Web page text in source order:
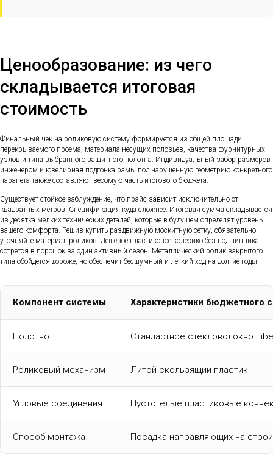
Ценообразование: из чего
складывается итоговая
стоимость
Финальный чек на роликовую систему формируется из общей площади
перекрываемого проема, материала несущих полозьев, качества фурнитурных
узлов и типа выбранного защитного полотна. Индивидуальный забор размеров
инженером и ювелирная подгонка рамы под нарушенную геометрию конкретного
парапета также составляют весомую часть итогового бюджета.
Существует стойкое заблуждение, что прайс зависит исключительно от
квадратных метров. Спецификация куда сложнее. Итоговая сумма складывается
из десятка мелких технических деталей, которые в будущем определят уровень
вашего комфорта. Решив купить раздвижную москитную сетку, обязательно
уточняйте материал роликов. Дешевое пластиковое колесико без подшипника
сотрется в порошок за один активный сезон. Металлический ролик закрытого
типа обойдется дороже, но обеспечит бесшумный и легкий ход на долгие годы.
Компонент системы Характеристики бюджетного
Полотно Стандартное стекловолокно
Роликовый механизм Литой скользящий пластик
Угловые соединения Пустотелые пластиковые
Способ монтажа Посадка направляющих на